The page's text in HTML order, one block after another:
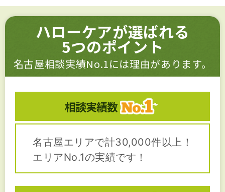
ハローケアが選ばれる
5つのポイント
名古屋相談実績No.1には理由があります。
相談実績数
名古屋エリアで計30,000件以上！
エリアNo.1の実績です！